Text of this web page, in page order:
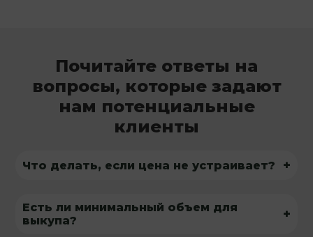
Почитайте ответы на
вопросы, которые задают
нам потенциальные
клиенты
Что делать, если цена не устраивает? +
Есть ли минимальный объем для
выкупа?
+